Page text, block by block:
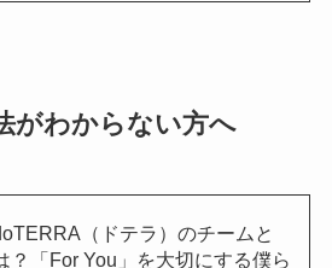
がわからない方へ
（ドテラ）のチームと
？「For You」を大切にする僕ら